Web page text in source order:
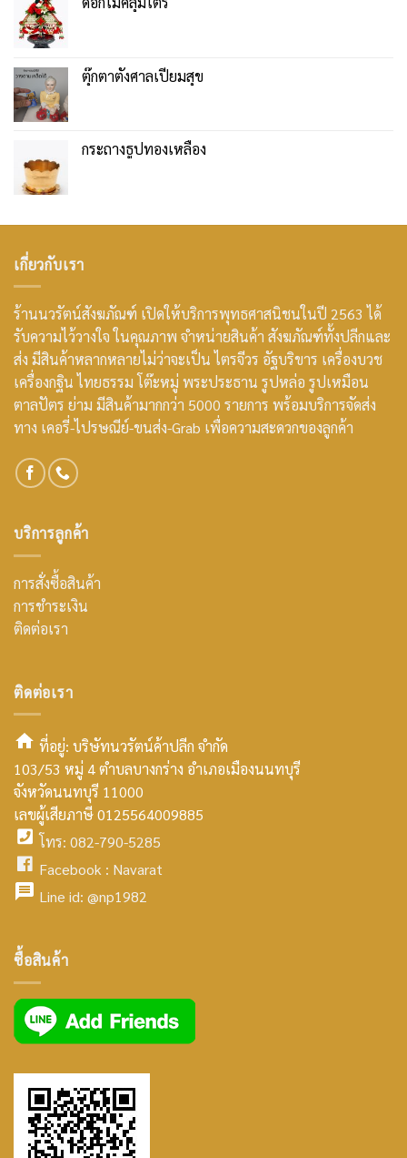
ตุ๊กตาตั้งศาลเปี่ยมสุข
กระถางธูปทองเหลือง
เกี่ยวกับเรา
ร้านนวรัตน์สังฆภัณฑ์ เปิดให้บริการพุทธศาสนิชนในปี 2563 ได้
รับความไว้วางใจ ในคุณภาพ จำหน่ายสินค้า สังฆภัณฑ์ทั้งปลีกและ
ส่ง มีสินค้าหลากหลายไม่ว่าจะเป็น ไตรจีวร อัฐบริขาร เครื่องบวช
เครื่องกฐิน ไทยธรรม โต๊ะหมู่ พระประธาน รูปหล่อ รูปเหมือน
ตาลปัตร ย่าม มีสินค้ามากกว่า 5000 รายการ พร้อมบริการจัดส่ง
ทาง เคอรี่-ไปรษณีย์-ขนส่ง-Grab เพื่อความสะดวกของลูกค้า
บริการลูกค้า
การสั่งซื้อสินค้า
การชำระเงิน
ติดต่อเรา
ติดต่อเรา
smt2
home
icon
ที่อยู่: บริษัทนวรัตน์ค้าปลีก จำกัด
103/53 หมู่ 4 ตำบลบางกร่าง อำเภอเมืองนนทบุรี
จังหวัดนนทบุรี 11000
เลขผู้เสียภาษี 0125564009885
facebook
icon
โทร: 082-790-5285
facebook
Facebook : Navarat
icon
Line id: @np1982
ซื้อสินค้า